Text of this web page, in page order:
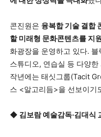
콘진원은 융복합 기술 결합
할 미래형 문화콘텐츠를 지
화광장을 운영하고 있다. 블
스튜디오, 연습실 등 다양
작년에는 태싯그룹(Tacit
스 <알고리듬>을 선보이기
◆ 김보람 예술감독·김대식